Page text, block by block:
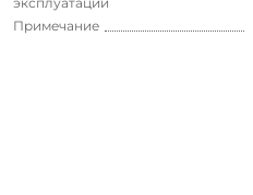
Примечание